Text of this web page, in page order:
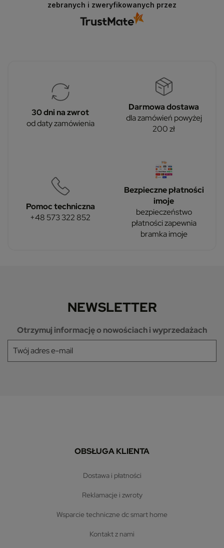
zebranych i zweryfikowanych przez
30 dni na zwrot
od daty zamówienia
Darmowa dostawa
dla zamówień powyżej
200 zł
Pomoc techniczna
+48 573 322 852
Bezpieczne płatności
imoje
bezpieczeństwo
płatności zapewnia
bramka imoje
NEWSLETTER
Otrzymuj informację o nowościach i wyprzedażach
OBSŁUGA KLIENTA
dostawa i płatności
reklamacje i zwroty
wsparcie techniczne dc smart home
kontakt z nami